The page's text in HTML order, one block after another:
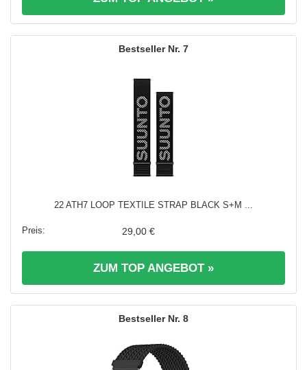
7
22 ATH7 LOOP TEXTILE STRAP BLACK S+M ...
29,00 €
ZUM TOP ANGEBOT »
8